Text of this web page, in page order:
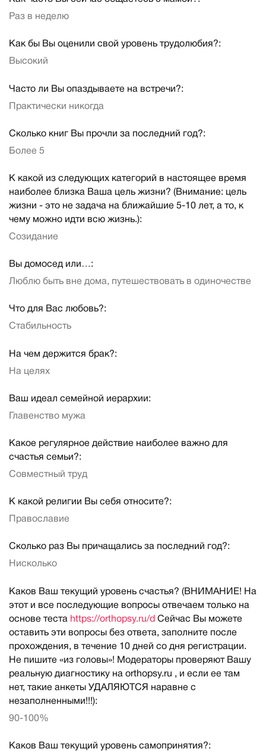
Раз в неделю
Как бы Вы оценили свой уровень трудолюбия?:
Высокий
Часто ли Вы опаздываете на встречи?:
Практически никогда
Сколько книг Вы прочли за последний год?:
Более 5
К какой из следующих категорий в настоящее время
наиболее близка Ваша цель жизни? (Внимание: цель
жизни - это не задача на ближайшие 5-10 лет, а то, к
чему можно идти всю жизнь.):
Созидание
Вы домосед или…:
Люблю быть вне дома, путешествовать в одиночестве
Что для Вас любовь?:
Стабильность
На чем держится брак?:
На целях
Ваш идеал семейной иерархии:
Главенство мужа
Какое регулярное действие наиболее важно для
счастья семьи?:
Совместный труд
К какой религии Вы себя относите?:
Православие
Сколько раз Вы причащались за последний год?:
Нисколько
Каков Ваш текущий уровень счастья? (ВНИМАНИЕ! На
этот и все последующие вопросы отвечаем только на
основе теста https://orthopsy.ru/d Сейчас Вы можете
оставить эти вопросы без ответа, заполните после
прохождения, в течение 10 дней со дня регистрации.
Не пишите «из головы»! Модераторы проверяют Вашу
реальную диагностику на orthopsy.ru , и если ее там
нет, такие анкеты УДАЛЯЮТСЯ наравне с
незаполненными!!!):
90-100%
Каков Ваш текущий уровень самопринятия?: